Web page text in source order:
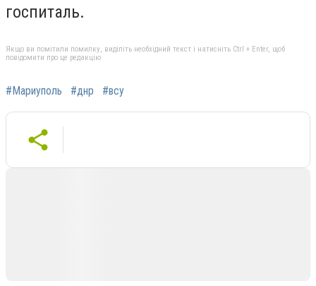
госпиталь.
Якщо ви помітили помилку, виділіть необхідний текст і натисніть Ctrl + Enter, щоб
повідомити про це редакцію
#Мариуполь #днр #всу